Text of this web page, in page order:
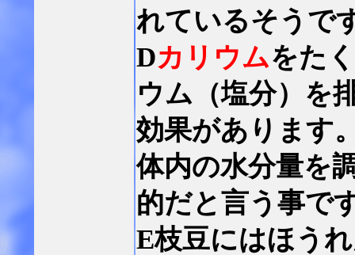
れているそうで
Dカリウムをた
ウム（塩分）を
効果があります
体内の水分量を
的だと言う事で
E枝豆にはほう